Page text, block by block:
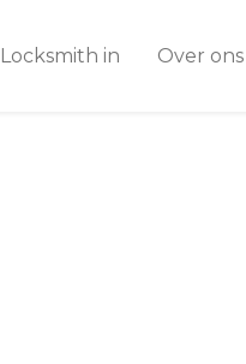
Locksmith in Over ons